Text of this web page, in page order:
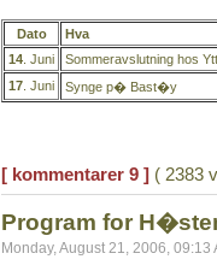
Dato Hva
14 . Juni
Sommeravslutning hos
17 . Juni Synge p� Bast�y
[ kommentarer 9 ] ( 2383
Program for
Monday, August 21, 2006, 09:13